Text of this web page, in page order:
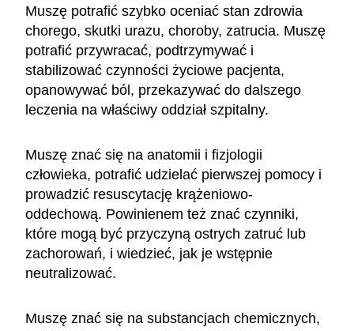
Muszę potrafić szybko oceniać stan zdrowia
chorego, skutki urazu, choroby, zatrucia. Muszę
potrafić przywracać, podtrzymywać i
stabilizować czynności życiowe pacjenta,
opanowywać ból, przekazywać do dalszego
leczenia na właściwy oddział szpitalny.
Muszę znać się na anatomii i fizjologii
człowieka, potrafić udzielać pierwszej pomocy i
prowadzić resuscytację krążeniowo-
oddechową. Powinienem też znać czynniki,
które mogą być przyczyną ostrych zatruć lub
zachorowań, i wiedzieć, jak je wstępnie
neutralizować.
Muszę znać się na substancjach chemicznych,